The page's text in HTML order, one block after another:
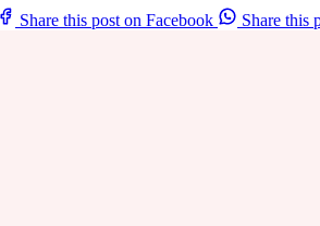
Share this post on Facebook Share this